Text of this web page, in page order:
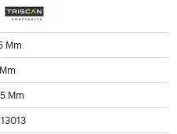
Mm
Mm